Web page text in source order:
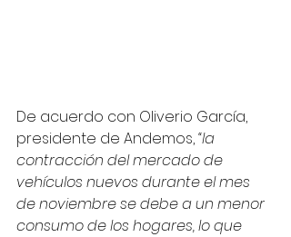
De acuerdo con Oliverio García,
presidente de Andemos, “la
contracción del mercado de
vehículos nuevos durante el mes
de noviembre se debe a un menor
consumo de los hogares, lo que